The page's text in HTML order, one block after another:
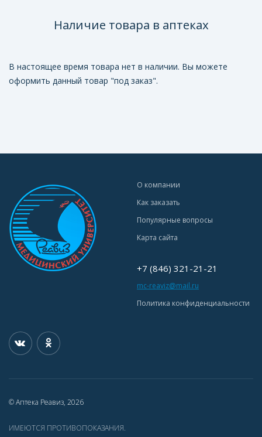
Наличие товара в аптеках
В настоящее время товара нет в наличии. Вы можете
оформить данный товар "под заказ".
О компании
Как заказать
Популярные вопросы
Карта сайта
+7 (846) 321-21-21
mc-reaviz@mail.ru
Политика конфиденциальности
© Аптека Реавиз, 2026
ИМЕЮТСЯ ПРОТИВОПОКАЗАНИЯ.